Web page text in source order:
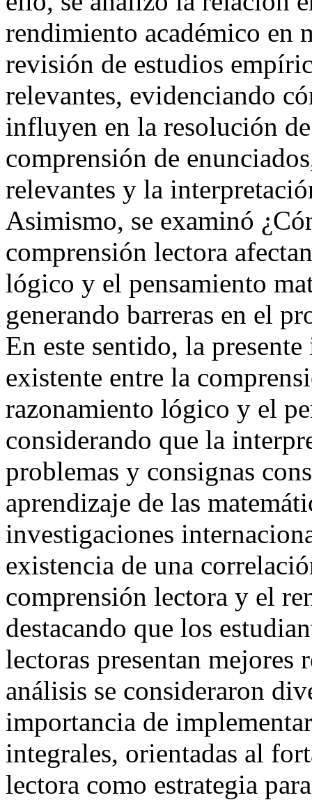
rendimiento académico en
revisión de estudios
relevantes, evidenciando
influyen en la resolución
comprensión de
relevantes y la
Asimismo, se examinó
comprensión lectora
lógico y el pensamiento
generando barreras en el
En este sentido, la
existente entre la
razonamiento lógico y el
considerando que la
problemas y consignas
aprendizaje de las
investigaciones
existencia de una
comprensión lectora y el
destacando que los
lectoras presentan mejores
análisis se consideraron
importancia de
integrales, orientadas al
lectora como estrategia